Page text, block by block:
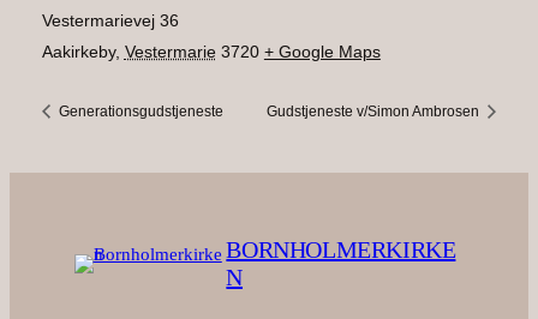
Vestermarievej 36
Aakirkeby, Vestermarie 3720 + Google Maps
Generationsgudstjeneste Gudstjeneste v/Simon Ambrosen
BORNHOLMERKIRKE
N